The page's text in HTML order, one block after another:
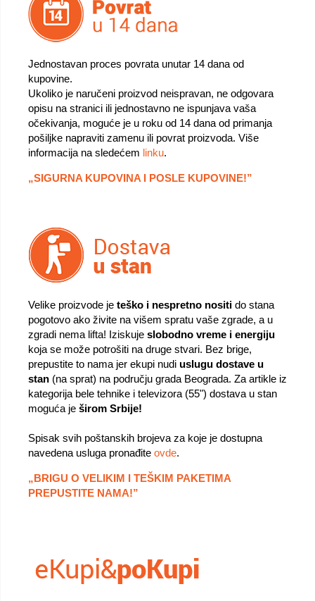
Jednostavan proces povrata unutar 14 dana od
kupovine.
Ukoliko je naručeni proizvod neispravan, ne odgovara
opisu na stranici ili jednostavno ne ispunjava vaša
očekivanja, moguće je u roku od 14 dana od primanja
pošiljke napraviti zamenu ili povrat proizvoda. Više
informacija na sledećem linku.
„SIGURNA KUPOVINA I POSLE KUPOVINE!”
Velike proizvode je teško i nespretno nositi do stana
pogotovo ako živite na višem spratu vaše zgrade, a u
zgradi nema lifta! Iziskuje slobodno vreme i energiju
koja se može potrošiti na druge stvari. Bez brige,
prepustite to nama jer ekupi nudi uslugu dostave u
stan (na sprat) na području grada Beograda. Za artikle iz
kategorija bele tehnike i televizora (55") dostava u stan
moguća je širom Srbije!
Spisak svih poštanskih brojeva za koje je dostupna
navedena usluga pronađite ovde.
„BRIGU O VELIKIM I TEŠKIM PAKETIMA
PREPUSTITE NAMA!”